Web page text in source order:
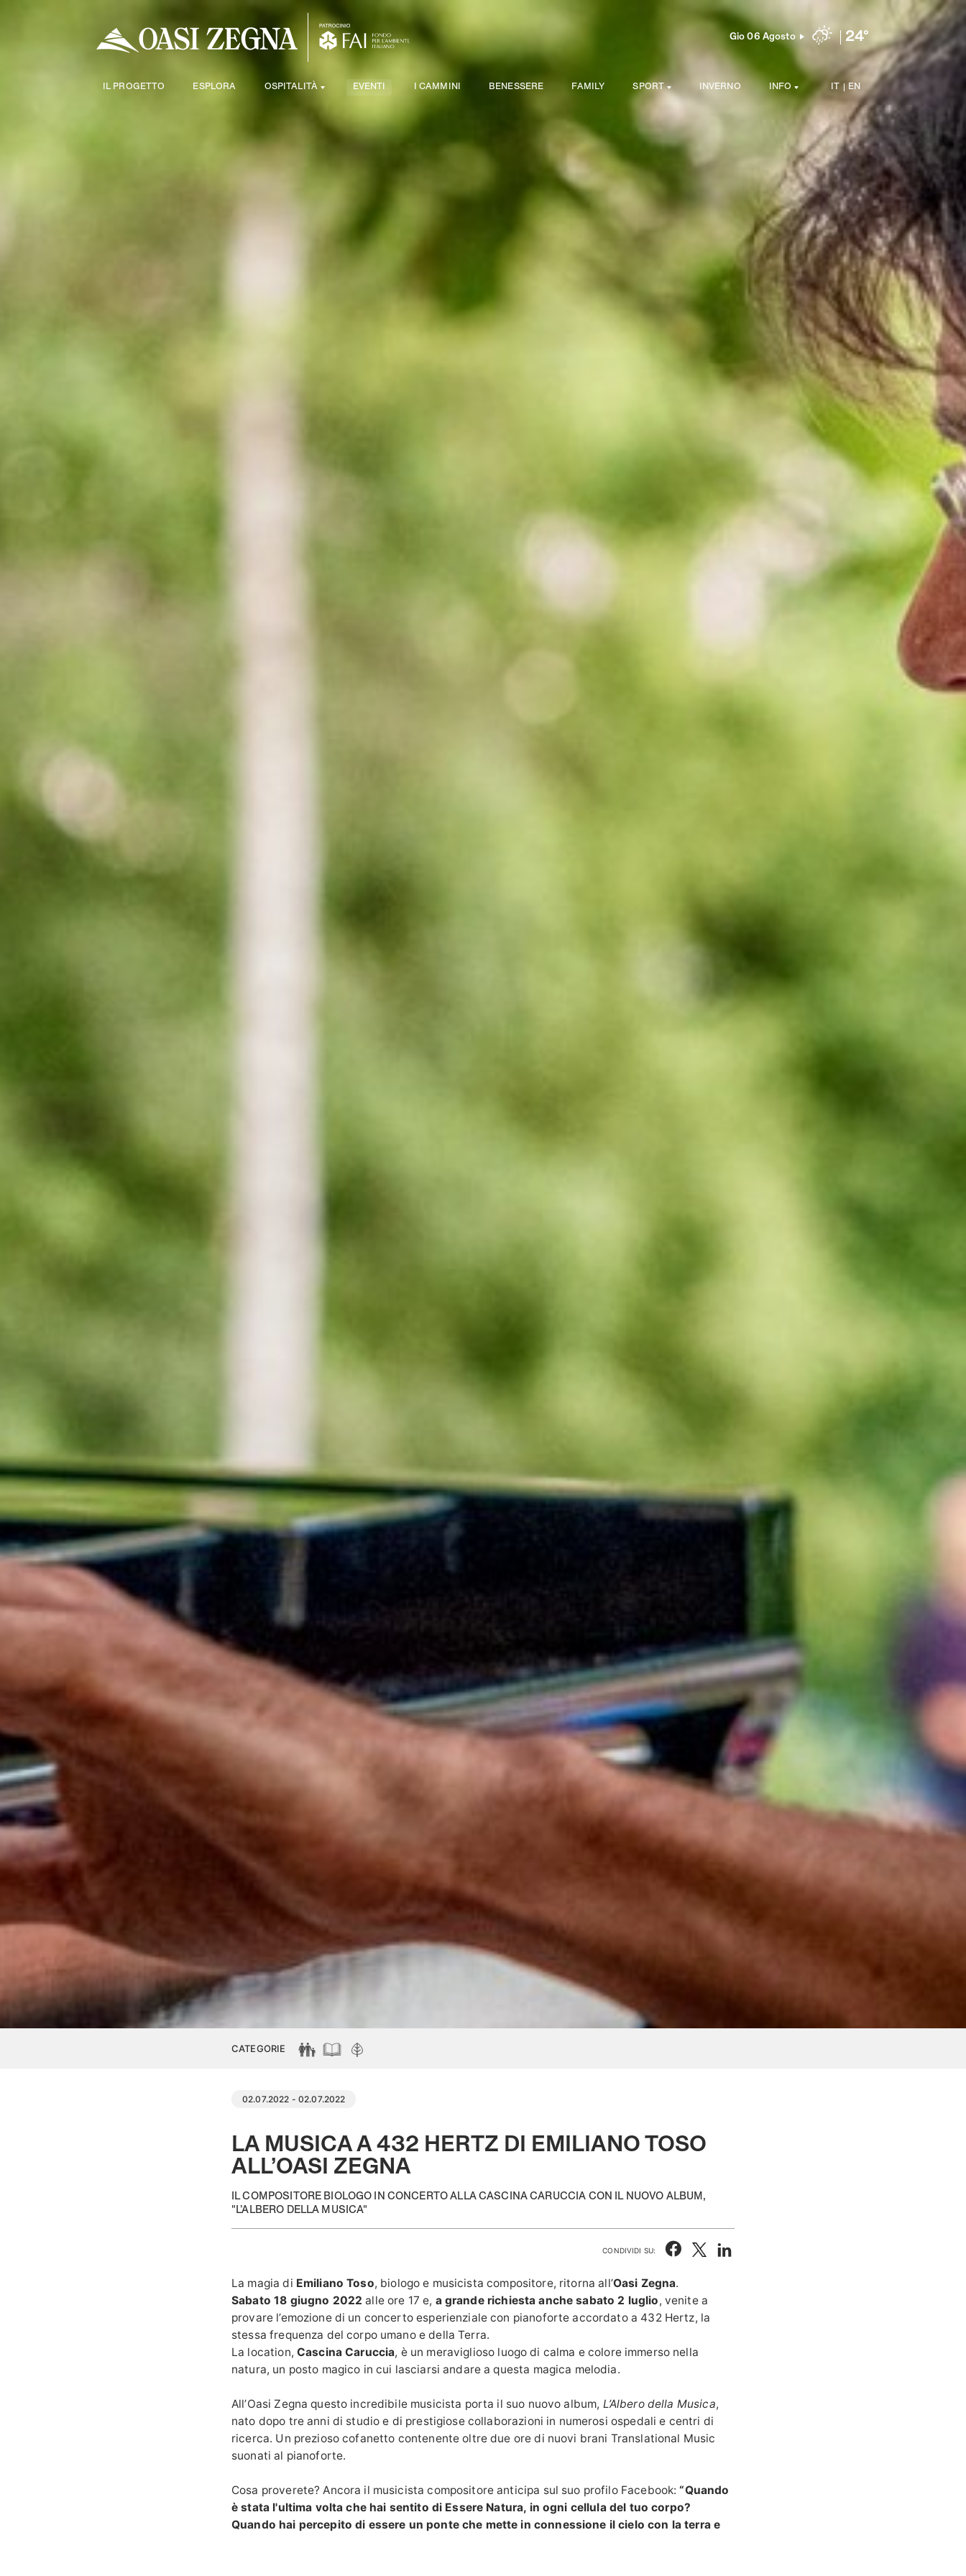
Gio 06 Agosto 24°
IL PROGETTO ESPLORA OSPITALITÀ EVENTI I CAMMINI BENESSERE FAMILY SPORT INVERNO INFO IT EN
CATEGORIE
02.07.2022 - 02.07.2022
LA MUSICA A 432 HERTZ DI EMILIANO TOSO
ALL’OASI ZEGNA
IL COMPOSITORE BIOLOGO IN CONCERTO ALLA CASCINA CARUCCIA CON IL NUOVO ALBUM,
"L’ALBERO DELLA MUSICA"
CONDIVIDI SU:
La magia di Emiliano Toso, biologo e musicista compositore, ritorna all’Oasi Zegna.
Sabato 18 giugno 2022 alle ore 17 e, a grande richiesta anche sabato 2 luglio, venite a
provare l’emozione di un concerto esperienziale con pianoforte accordato a 432 Hertz, la
stessa frequenza del corpo umano e della Terra.
La location, Cascina Caruccia, è un meraviglioso luogo di calma e colore immerso nella
natura, un posto magico in cui lasciarsi andare a questa magica melodia.
All’Oasi Zegna questo incredibile musicista porta il suo nuovo album, L’Albero della Musica,
nato dopo tre anni di studio e di prestigiose collaborazioni in numerosi ospedali e centri di
ricerca. Un prezioso cofanetto contenente oltre due ore di nuovi brani Translational Music
suonati al pianoforte.
Cosa proverete? Ancora il musicista compositore anticipa sul suo profilo Facebook:“Quando
è stata l'ultima volta che hai sentito di Essere Natura, in ogni cellula del tuo corpo?
Quando hai percepito di essere un ponte che mette in connessione il cielo con la terra e